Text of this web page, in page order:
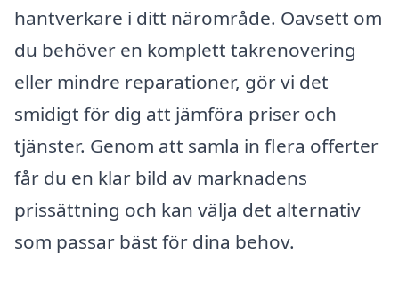
hantverkare i ditt närområde. Oavsett om
du behöver en komplett takrenovering
eller mindre reparationer, gör vi det
smidigt för dig att jämföra priser och
tjänster. Genom att samla in flera offerter
får du en klar bild av marknadens
prissättning och kan välja det alternativ
som passar bäst för dina behov.